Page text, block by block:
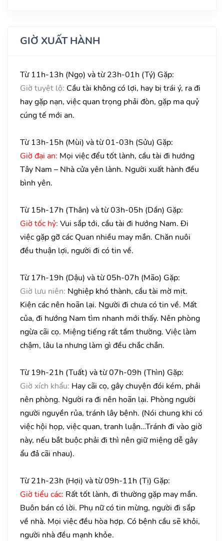
GIỜ XUẤT HÀNH
Từ 11h-13h (Ngọ) và từ 23h-01h (Tý) Gặp:
Giờ tuyệt lộ: Cầu tài không có lợi, hay bị trái ý, ra đi
hay gặp nạn, việc quan trọng phải đòn, gặp ma quỷ
cúng tế mới an.
Từ 13h-15h (Mùi) và từ 01-03h (Sửu) Gặp:
Giờ đại an: Mọi việc đểu tốt lành, cầu tài đi hướng
Tây Nam – Nhà cửa yên lành. Người xuất hành đều
bình yên.
Từ 15h-17h (Thân) và từ 03h-05h (Dần) Gặp:
Giờ tốc hỷ: Vui sắp tới, cầu tài đi hướng Nam. Đi
việc gặp gỡ các Quan nhiều may mắn. Chăn nuôi
đều thuận lợi, người đi có tin về.
Từ 17h-19h (Dậu) và từ 05h-07h (Mão) Gặp:
Giờ lưu niên: Nghiệp khó thành, cầu tài mờ mịt.
Kiện các nên hoãn lại. Người đi chưa có tin về. Mất
của, đi hướng Nam tìm nhanh mới thấy. Nên phòng
ngừa cãi cọ. Miệng tiếng rất tầm thường. Việc làm
chậm, lâu la nhưng làm gì đều chắc chắn.
Từ 19h-21h (Tuất) và từ 07h-09h (Thìn) Gặp:
Giờ xích khẩu: Hay cãi cọ, gây chuyện đói kém, phải
nên phòng. Người ra đi nên hoãn lại. Phòng người
người nguyền rủa, tránh lây bệnh. (Nói chung khi có
việc hội họp, việc quan, tranh luận…Tránh đi vào giờ
này, nếu bắt buộc phải đi thì nên giữ miệng dễ gây
ẩu đả cãi nhau).
Từ 21h-23h (Hợi) và từ 09h-11h (Tị) Gặp:
Giờ tiểu các: Rất tốt lành, đi thường gặp may mắn.
Buôn bán có lời. Phụ nữ có tin mừng, người đi sắp
về nhà. Mọi việc đều hòa hợp. Có bệnh cầu sẽ khỏi,
người nhà đều mạnh khỏe.